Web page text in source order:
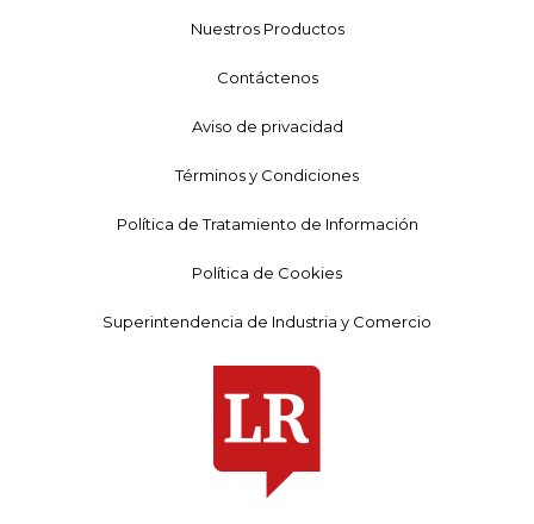
Nuestros Productos
Contáctenos
Aviso de privacidad
Términos y Condiciones
Política de Tratamiento de Información
Política de Cookies
Superintendencia de Industria y Comercio